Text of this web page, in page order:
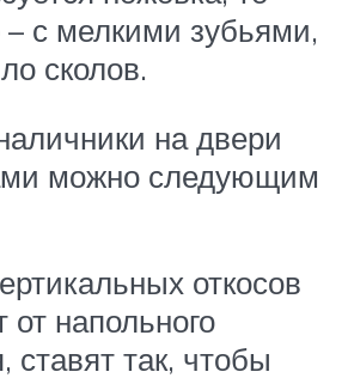
– с мелкими зубьями,
сколов.
на двери
можно следующим
откосов
от напольного
ставят так, чтобы